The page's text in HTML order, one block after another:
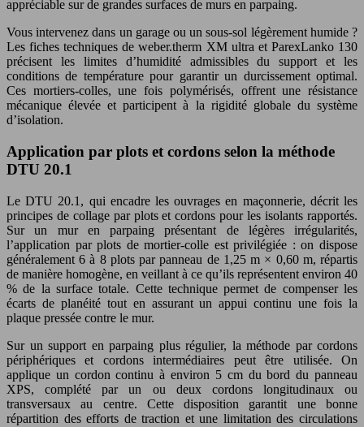
appréciable sur de grandes surfaces de murs en parpaing.
Vous intervenez dans un garage ou un sous-sol légèrement humide ?
Les fiches techniques de weber.therm XM ultra et ParexLanko 130
précisent les limites d’humidité admissibles du support et les
conditions de température pour garantir un durcissement optimal.
Ces mortiers-colles, une fois polymérisés, offrent une résistance
mécanique élevée et participent à la rigidité globale du système
d’isolation.
Application par plots et cordons selon la méthode
DTU 20.1
Le DTU 20.1, qui encadre les ouvrages en maçonnerie, décrit les
principes de collage par plots et cordons pour les isolants rapportés.
Sur un mur en parpaing présentant de légères irrégularités,
l’application par plots de mortier-colle est privilégiée : on dispose
généralement 6 à 8 plots par panneau de 1,25 m × 0,60 m, répartis
de manière homogène, en veillant à ce qu’ils représentent environ 40
% de la surface totale. Cette technique permet de compenser les
écarts de planéité tout en assurant un appui continu une fois la
plaque pressée contre le mur.
Sur un support en parpaing plus régulier, la méthode par cordons
périphériques et cordons intermédiaires peut être utilisée. On
applique un cordon continu à environ 5 cm du bord du panneau
XPS, complété par un ou deux cordons longitudinaux ou
transversaux au centre. Cette disposition garantit une bonne
répartition des efforts de traction et une limitation des circulations